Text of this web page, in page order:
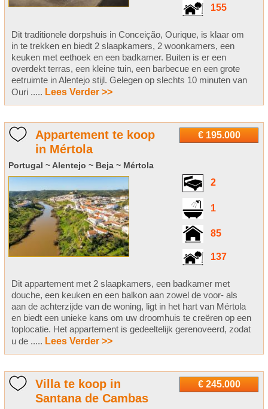
155
Dit traditionele dorpshuis in Conceição, Ourique, is klaar om
in te trekken en biedt 2 slaapkamers, 2 woonkamers, een
keuken met eethoek en een badkamer. Buiten is er een
overdekt terras, een kleine tuin, een barbecue en een grote
eetruimte in Alentejo stijl. Gelegen op slechts 10 minuten van
Ouri ..... Lees Verder >>
€ 195.000
Appartement te koop
in Mértola
Portugal ~ Alentejo ~ Beja ~ Mértola
2
1
85
137
Dit appartement met 2 slaapkamers, een badkamer met
douche, een keuken en een balkon aan zowel de voor- als
aan de achterzijde van de woning, ligt in het hart van Mértola
en biedt een unieke kans om uw droomhuis te creëren op een
toplocatie. Het appartement is gedeeltelijk gerenoveerd, zodat
u de ..... Lees Verder >>
€ 245.000
Villa te koop in
Santana de Cambas